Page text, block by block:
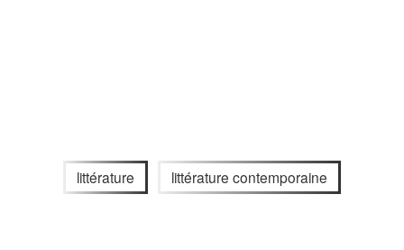
littérature littérature contemporaine